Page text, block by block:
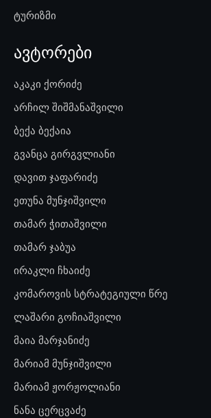
ტურიზმი
ავტორები
აკაკი ქორიძე
არჩილ შიშმანაშვილი
ბექა ბექაია
გვანცა გირგვლიანი
დავით ჯაფარიძე
ეთუნა მუნჯიშვილი
თამარ ჭითაშვილი
თამარ ჯაბუა
ირაკლი ჩხაიძე
კომაროვის სტრატეგიული წრე
ლაშარი გოჩიაშვილი
მაია მარჯანიძე
მარიამ მუნჯიშვილი
მარიამ ჟორჟოლიანი
ნანა ცერცვაძე